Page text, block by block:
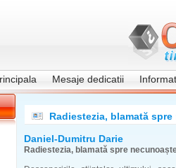
Mesaje dedicatii
Radiestezia, blamată
Daniel-Dumitru Darie
Radiestezia, blamată spre